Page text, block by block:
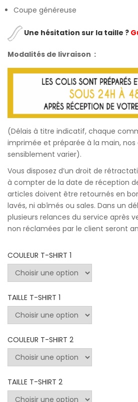
Coupe généreuse
Une hésitation sur la taille ?
Modalités de livraison :
(Délais à titre indicatif, chaque
imprimée et préparée à la main, nos
sensiblement varier).
Vous disposez d’un droit de
à compter de la date de réception
articles doivent être retournés en
lavés, ni abîmés ou sales. Dans un
plusieurs relances du service après
non réclamées par le client seront
COULEUR T-SHIRT 1
TAILLE T-SHIRT 1
COULEUR T-SHIRT 2
TAILLE T-SHIRT 2